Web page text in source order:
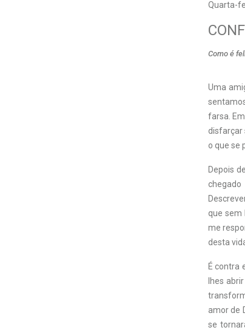
Quarta-
Como é
Uma
farsa.
disfarçar
o que se
Depois
que sem
me
desta
É contra
lhes
amor de
se